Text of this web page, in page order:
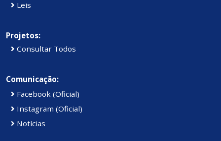
Leis
Projetos:
Consultar Todos
Comunicação:
Facebook (Oficial)
Instagram (Oficial)
Notícias